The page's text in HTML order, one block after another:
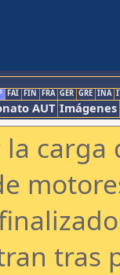
FAI FIN FRA GER GRE INA
AUT Imágenes
tras